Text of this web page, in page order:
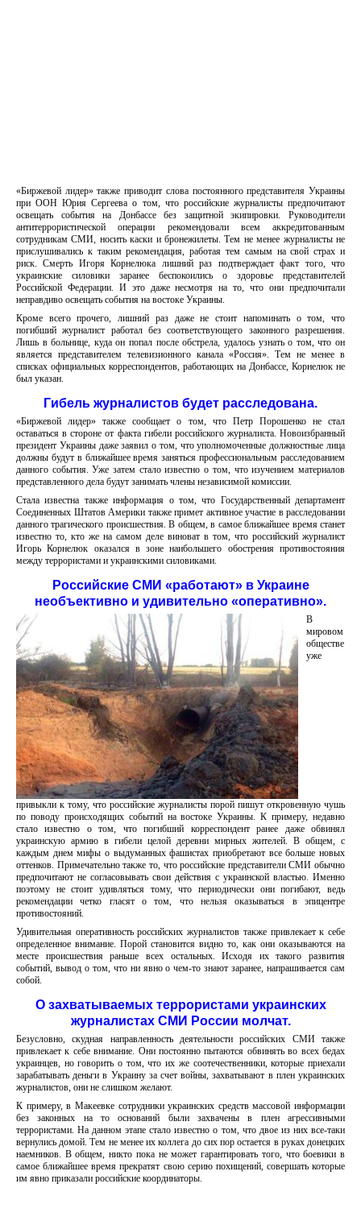
«Биржевой лидер» также приводит слова постоянного представителя Украины
при ООН Юрия Сергеева о том, что российские журналисты предпочитают
освещать события на Донбассе без защитной экипировки. Руководители
антитеррористической операции рекомендовали всем аккредитованным
сотрудникам СМИ, носить каски и бронежилеты. Тем не менее журналисты не
прислушивались к таким рекомендация, работая тем самым на свой страх и
риск. Смерть Игоря Корнелюка лишний раз подтверждает факт того, что
украинские силовики заранее беспокоились о здоровье представителей
Российской Федерации. И это даже несмотря на то, что они предпочитали
неправдиво освещать события на востоке Украины.
Кроме всего прочего, лишний раз даже не стоит напоминать о том, что
погибший журналист работал без соответствующего законного разрешения.
Лишь в больнице, куда он попал после обстрела, удалось узнать о том, что он
является представителем телевизионного канала «Россия». Тем не менее в
списках официальных корреспондентов, работающих на Донбассе, Корнелюк не
был указан.
Гибель журналистов будет расследована.
«Биржевой лидер» также сообщает о том, что Петр Порошенко не стал
оставаться в стороне от факта гибели российского журналиста. Новоизбранный
президент Украины даже заявил о том, что уполномоченные должностные лица
должны будут в ближайшее время заняться профессиональным расследованием
данного события. Уже затем стало известно о том, что изучением материалов
представленного дела будут занимать члены независимой комиссии.
Стала известна также информация о том, что Государственный департамент
Соединенных Штатов Америки также примет активное участие в расследовании
данного трагического происшествия. В общем, в самое ближайшее время станет
известно то, кто же на самом деле виноват в том, что российский журналист
Игорь Корнелюк оказался в зоне наибольшего обострения противостояния
между террористами и украинскими силовиками.
Российские СМИ «работают» в Украине
необъективно и удивительно «оперативно».
В
мировом
обществе
уже
привыкли к тому, что российские журналисты порой пишут откровенную чушь
по поводу происходящих событий на востоке Украины. К примеру, недавно
стало известно о том, что погибший корреспондент ранее даже обвинял
украинскую армию в гибели целой деревни мирных жителей. В общем, с
каждым днем мифы о выдуманных фашистах приобретают все больше новых
оттенков. Примечательно также то, что российские представители СМИ обычно
предпочитают не согласовывать свои действия с украинской властью. Именно
поэтому не стоит удивляться тому, что периодически они погибают, ведь
рекомендации четко гласят о том, что нельзя оказываться в эпицентре
противостояний.
Удивительная оперативность российских журналистов также привлекает к себе
определенное внимание. Порой становится видно то, как они оказываются на
месте происшествия раньше всех остальных. Исходя их такого развития
событий, вывод о том, что ни явно о чем-то знают заранее, напрашивается сам
собой.
О захватываемых террористами украинских
журналистах СМИ России молчат.
Безусловно, скудная направленность деятельности российских СМИ также
привлекает к себе внимание. Они постоянно пытаются обвинять во всех бедах
украинцев, но говорить о том, что их же соотечественники, которые приехали
зарабатывать деньги в Украину за счет войны, захватывают в плен украинских
журналистов, они не слишком желают.
К примеру, в Макеевке сотрудники украинских средств массовой информации
без законных на то оснований были захвачены в плен агрессивными
террористами. На данном этапе стало известно о том, что двое из них все-таки
вернулись домой. Тем не менее их коллега до сих пор остается в руках донецких
наемников. В общем, никто пока не может гарантировать того, что боевики в
самое ближайшее время прекратят свою серию похищений, совершать которые
им явно приказали российские координаторы.